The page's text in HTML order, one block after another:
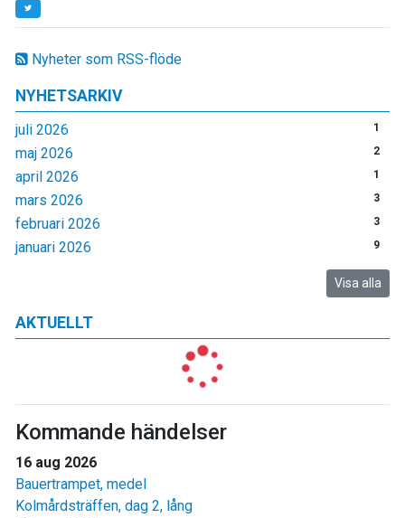
Nyheter som RSS-flöde
NYHETSARKIV
juli 2026 1
maj 2026 2
april 2026 1
mars 2026 3
februari 2026 3
januari 2026 9
Visa alla
AKTUELLT
Kommande händelser
16 aug 2026
Bauertrampet, medel
Kolmårdsträffen, dag 2, lång